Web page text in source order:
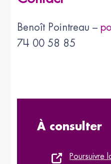
Benoît Pointreau –
74 00 58 85
À consulter
Poursuivre